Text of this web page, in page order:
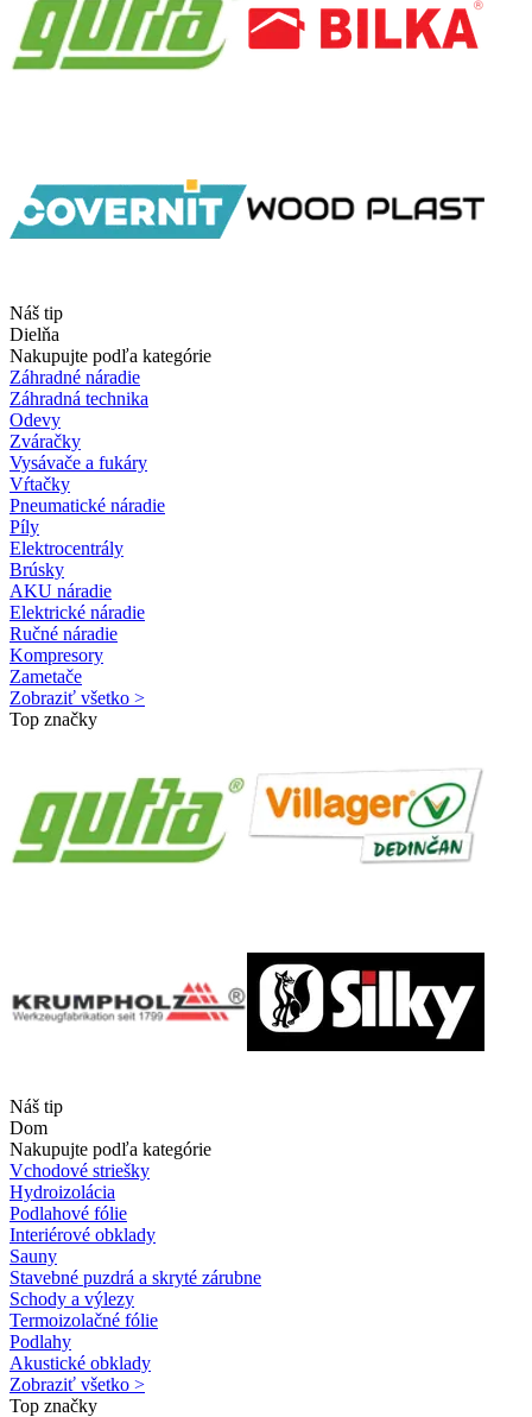
Náš tip
Dielňa
Nakupujte podľa kategórie
Záhradné náradie
Záhradná technika
Odevy
Zváračky
Vysávače a fukáry
Vŕtačky
Pneumatické náradie
Píly
Elektrocentrály
Brúsky
AKU náradie
Elektrické náradie
Ručné náradie
Kompresory
Zametače
Zobraziť všetko >
Top značky
Náš tip
Dom
Nakupujte podľa kategórie
Vchodové striešky
Hydroizolácia
Podlahové fólie
Interiérové obklady
Sauny
Stavebné puzdrá a skryté zárubne
Schody a výlezy
Termoizolačné fólie
Podlahy
Akustické obklady
Zobraziť všetko >
Top značky